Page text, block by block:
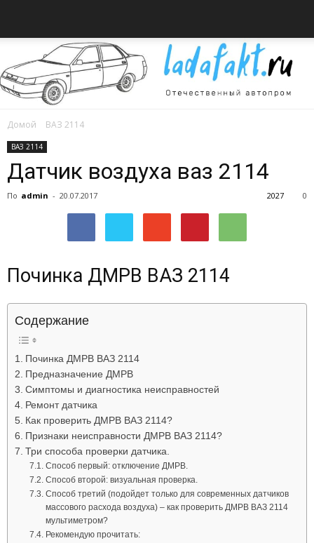
автомобилях
ВАЗ
Домой ВАЗ 2114
ВАЗ 2114
Датчик воздуха ваз 2114
По admin - 20.07.2017 0
2027
Починка ДМРВ ВАЗ 2114
Содержание
Починка ДМРВ ВАЗ 2114
Предназначение ДМРВ
Симптомы и диагностика неисправностей
Ремонт датчика
Как проверить ДМРВ ВАЗ 2114?
Признаки неисправности ДМРВ ВАЗ 2114?
Три способа проверки датчика.
Способ первый: отключение ДМРВ.
Способ второй: визуальная проверка.
Способ третий (подойдет только для современных датчиков
массового расхода воздуха) – как проверить ДМРВ ВАЗ 2114
мультиметром?
Рекомендую прочитать: